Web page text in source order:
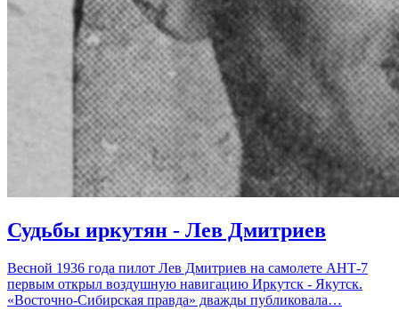
Судьбы иркутян - Лев Дмитриев
Весной 1936 года пилот Лев Дмитриев на самолете АНТ-7
первым открыл воздушную навигацию Иркутск - Якутск.
«Восточно-Сибирская правда» дважды публиковала…